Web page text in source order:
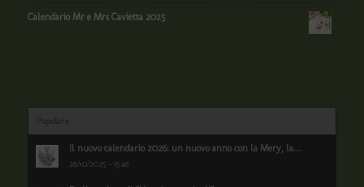
Calendario Mr e Mrs Cavietta 2025
Popolare
Il nuovo calendario 2026: un nuovo anno con la Mery, la...
26/10/2025 - 15:46